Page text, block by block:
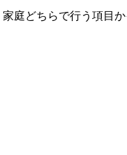
庭どちらで行う項目